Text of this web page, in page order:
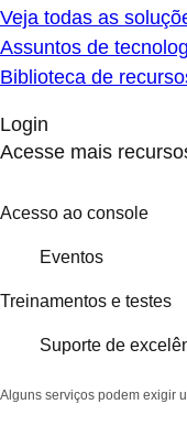
Veja todas as
Assuntos de
Biblioteca de
Login
Acesse mais
Acesso ao console
Eventos
Treinamentos e testes
Suporte de
Alguns serviços podem exigir